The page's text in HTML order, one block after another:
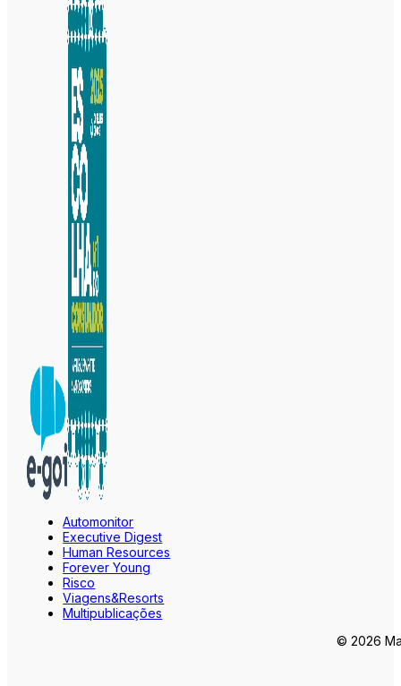
Automonitor
Executive Digest
Human Resources
Forever Young
Risco
Viagens&Resorts
Multipublicações
© 2026